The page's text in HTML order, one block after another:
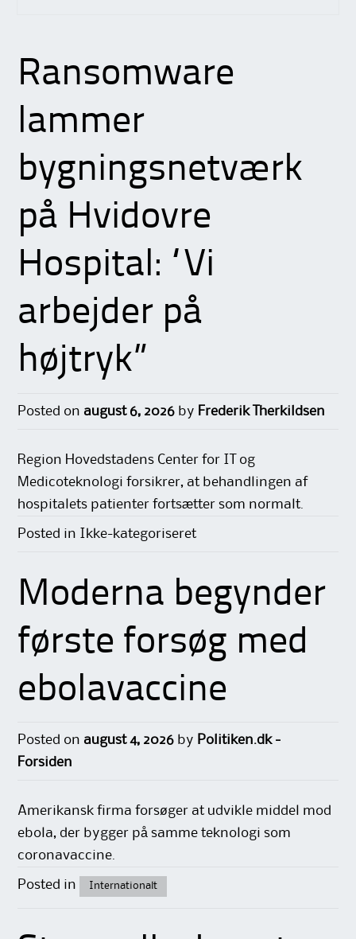
Ransomware
lammer
bygningsnetværk
på Hvidovre
Hospital: “Vi
arbejder på
højtryk”
Posted on august 6, 2026 by Frederik Therkildsen
Region Hovedstadens Center for IT og
Medicoteknologi forsikrer, at behandlingen af
hospitalets patienter fortsætter som normalt.
Posted in Ikke-kategoriseret
Moderna begynder
første forsøg med
ebolavaccine
Posted on august 4, 2026 by Politiken.dk -
Forsiden
Amerikansk firma forsøger at udvikle middel mod
ebola, der bygger på samme teknologi som
coronavaccine.
Posted in Internationalt